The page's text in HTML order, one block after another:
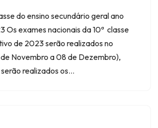
do ensino secundário geral ano
Os exames nacionais da 10ª classe
de 2023 serão realizados no
Novembro a 08 de Dezembro),
realizados os…